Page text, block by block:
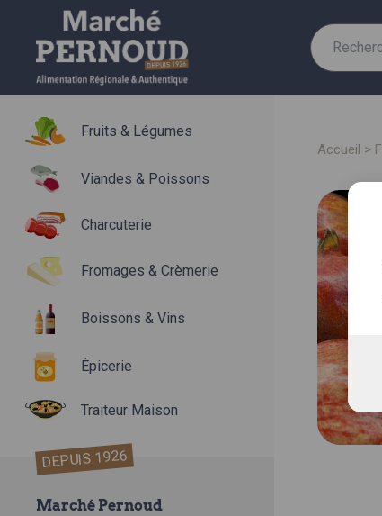
Recherche
pour :
Fruits & Légumes
Viandes & Poissons
Charcuterie
Fromages & Crèmerie
Boissons & Vins
Épicerie
Traiteur Maison
DEPUIS 1926
Marché Pernoud
accueil >